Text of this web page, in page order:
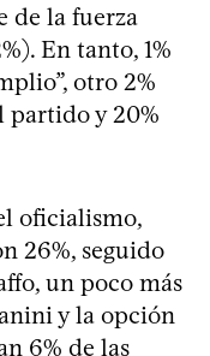
de la fuerza
En tanto, 1%
otro 2%
partido y 20%
oficialismo,
26%, seguido
un poco más
y la opción
6% de las